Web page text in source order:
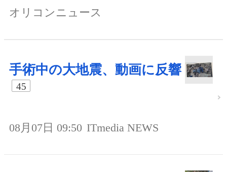
オリコンニュース
手術中の大地震、動画に反響
45
08月07日 09:50 ITmedia NEWS